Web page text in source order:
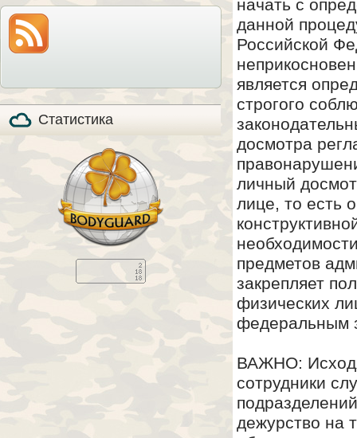
также расскажем все
особенности охоты с
мелкашкой глазами
владельца.
модель по-прежнему
на прилавках и
продолжает
пользоваться
популярностью, в том
числе, и в качестве
обеспечения в
Статистика
начать с
данной
Российской
является
строгого
досмотра
личный
лице, то есть
предметов
закрепляет
физических
федеральным
ВАЖНО:
сотрудники
дежурство на